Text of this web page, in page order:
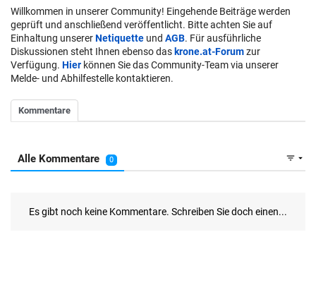
Willkommen in unserer Community! Eingehende Beiträge werden
geprüft und anschließend veröffentlicht. Bitte achten Sie auf
Einhaltung unsererNetiquette und AGB. Für ausführliche
Diskussionen steht Ihnen ebenso das krone.at-Forumzur
Verfügung. Hier können Sie das Community-Team via unserer
Melde- und Abhilfestelle kontaktieren.